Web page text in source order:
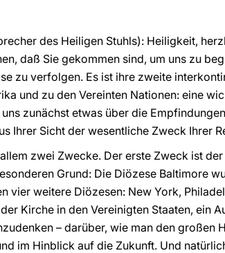
des Heiligen Stuhls): Heiligkeit,
daß Sie gekommen sind, um uns zu
zu verfolgen. Es ist ihre zweite
und zu den Vereinten Nationen: eine
zunächst etwas über die
Ihrer Sicht der wesentliche Zweck Ihrer
zwei Zwecke. Der erste Zweck ist
Grund: Die Diözese Baltimore
vier weitere Diözesen: New York,
Kirche in den Vereinigten Staaten, ein
– darüber, wie man den großen
im Hinblick auf die Zukunft. Und